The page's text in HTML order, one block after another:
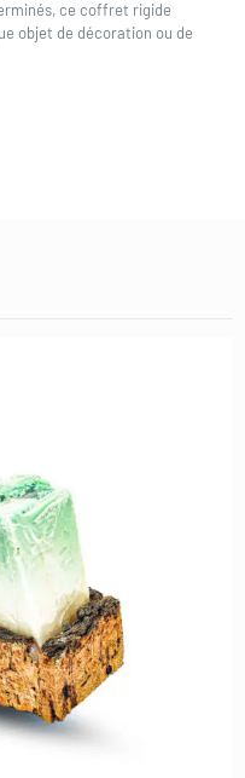
ce coffret rigide
objet de décoration ou de